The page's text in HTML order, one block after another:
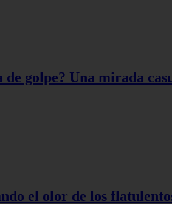
golpe? Una mirada
el olor de los